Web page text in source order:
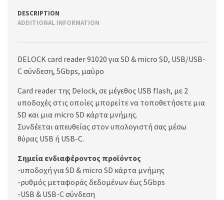
DESCRIPTION
ADDITIONAL INFORMATION
DELOCK card reader 91020 για SD & micro SD, USB/USB-
C σύνδεση, 5Gbps, μαύρο
Card reader της Delock, σε μέγεθος USB flash, με 2
υποδοχές στις οποίες μπορείτε να τοποθετήσετε μια
SD και μια micro SD κάρτα μνήμης.
Συνδέεται απευθείας στον υπολογιστή σας μέσω
θύρας USB ή USB-C.
Σημεία ενδιαφέροντος προϊόντος
-υποδοχή για SD & micro SD κάρτα μνήμης
-ρυθμός μεταφοράς δεδομένων έως 5Gbps
-USB & USB-C σύνδεση